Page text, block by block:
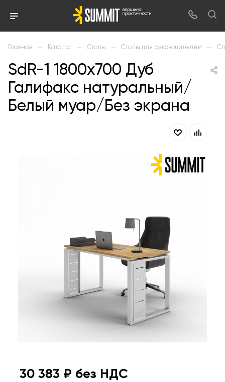
Главная — Каталог — Столы — Столы для руководителей —
SdR-1 1800х700 Дуб
Галифакс натуральный/
Белый муар/Без экрана
30 383 ₽ без НДС